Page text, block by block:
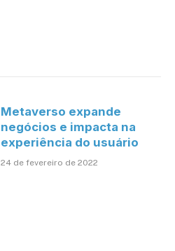
Metaverso expande
negócios e impacta na
experiência do usuário
24 de fevereiro de 2022